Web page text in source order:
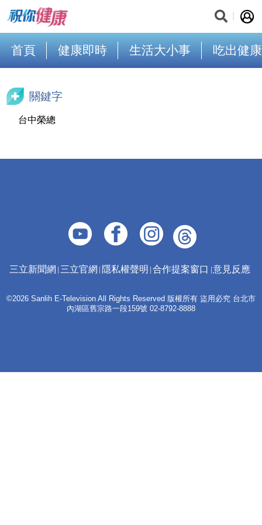
首頁 健康即時 生活大小事 吃出健康
關鍵字
台中榮總
三立新聞網 三立官網 隱私權聲明 合作提案窗口 意見反應
©2026 Sanlih E-Television All Rights Reserved 版權所有 盜用必究 台北市
內湖區舊宗路一段159號 02-8792-8888